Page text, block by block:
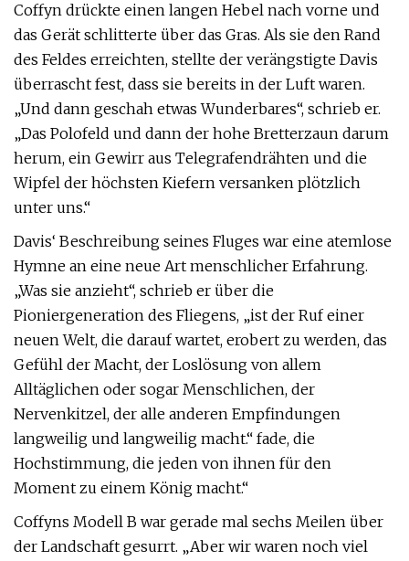
Coffyn drückte einen langen Hebel nach vorne und
das Gerät schlitterte über das Gras. Als sie den Rand
des Feldes erreichten, stellte der verängstigte Davis
überrascht fest, dass sie bereits in der Luft waren.
„Und dann geschah etwas Wunderbares“, schrieb er.
„Das Polofeld und dann der hohe Bretterzaun darum
herum, ein Gewirr aus Telegrafendrähten und die
Wipfel der höchsten Kiefern versanken plötzlich
unter uns.“
Davis‘ Beschreibung seines Fluges war eine atemlose
Hymne an eine neue Art menschlicher Erfahrung.
„Was sie anzieht“, schrieb er über die
Pioniergeneration des Fliegens, „ist der Ruf einer
neuen Welt, die darauf wartet, erobert zu werden, das
Gefühl der Macht, der Loslösung von allem
Alltäglichen oder sogar Menschlichen, der
Nervenkitzel, der alle anderen Empfindungen
langweilig und langweilig macht.“ fade, die
Hochstimmung, die jeden von ihnen für den
Moment zu einem König macht.“
Coffyns Modell B war gerade mal sechs Meilen über
der Landschaft gesurrt. „Aber wir waren noch viel